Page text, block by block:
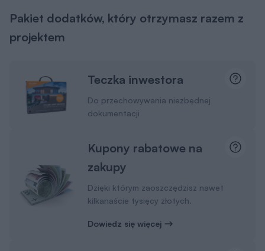
Pakiet dodatków, który otrzymasz razem z
projektem
Teczka inwestora
Do przechowywania niezbędnej
dokumentacji
Kupony rabatowe na
zakupy
Dzięki którym zaoszczędzisz nawet
kilkanaście tysięcy złotych.
Dowiedz się więcej